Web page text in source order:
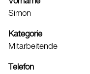
Mitarbeitende
Onlineschalter
Dienstleistungen
Simon
Kategorie
Mitarbeitende
Telefon